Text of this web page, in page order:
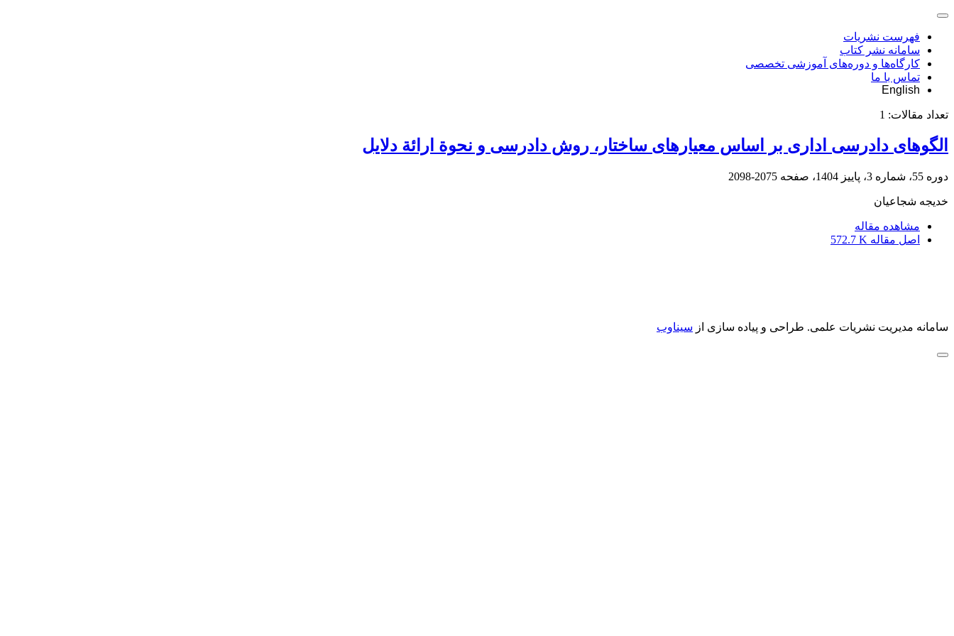
فهرست نشریات
سامانه نشر کتاب
کارگاه‌ها و دوره‌های آموزشی تخصصی
تماس با ما
English
تعداد مقالات: 1
الگوهای دادرسی اداری بر اساس معیارهای ساختار، روش دادرسی و نحوة ارائة دلایل
دوره 55، شماره 3، پاییز 1404، صفحه 2075-2098
خدیجه شجاعیان
مشاهده مقاله
اصل مقاله 572.7 K
سامانه مدیریت نشریات علمی. طراحی و پیاده سازی از سیناوب